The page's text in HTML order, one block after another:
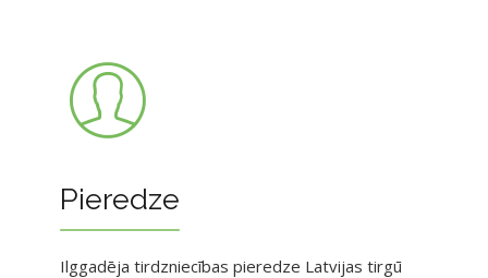
Pieredze
Ilggadēja tirdzniecības pieredze Latvijas tirgū